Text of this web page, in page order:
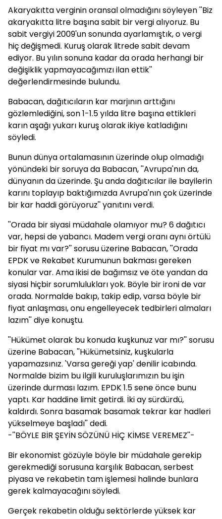
Akaryakıtta verginin oransal olmadığını söyleyen ''Biz
akaryakıtta litre başına sabit bir vergi alıyoruz. Bu
sabit vergiyi 2009'un sonunda ayarlamıştık, o vergi
hiç değişmedi. Kuruş olarak litrede sabit devam
ediyor. Bu yılın sonuna kadar da orada herhangi bir
değişiklik yapmayacağımızı ilan ettik''
değerlendirmesinde bulundu.
Babacan, dağıtıcıların kar marjının arttığını
gözlemlediğini, son 1-1.5 yılda litre başına ettikleri
karın aşağı yukarı kuruş olarak ikiye katladığını
söyledi.
Bunun dünya ortalamasının üzerinde olup olmadığı
yönündeki bir soruya da Babacan, ''Avrupa'nın da,
dünyanın da üzerinde. Şu anda dağıtıcılar ile bayilerin
karını toplayıp baktığımızda Avrupa'nın çok üzerinde
bir kar haddi görüyoruz'' yanıtını verdi.
''Orada bir siyasi müdahale olamıyor mu? 6 dağıtıcı
var, hepsi de yabancı. Madem vergi oranı aynı örtülü
bir fiyat mı var?'' sorusu üzerine Babacan, ''Orada
EPDK ve Rekabet Kurumunun bakması gereken
konular var. Ama ikisi de bağımsız ve öte yandan da
siyasi hiçbir sorumlulukları yok. Böyle bir ironi de var
orada. Normalde bakıp, takip edip, varsa böyle bir
fiyat anlaşması, onu engelleyecek tedbirleri almaları
lazım'' diye konuştu.
''Hükümet olarak bu konuda kuşkunuz var mı?'' sorusu
üzerine Babacan, ''Hükümetsiniz, kuşkularla
yapamazsınız. 'Varsa gereği yap' denilir icabında.
Normalde bizim bu ilgili kuruluşlarımızın bu işin
üzerinde durması lazım. EPDK 1.5 sene önce bunu
yaptı. Kar haddine limit getirdi. İki ay sürdürdü,
kaldırdı. Sonra basamak basamak tekrar kar hadleri
yükselmeye başladı'' dedi.
-''BÖYLE BİR ŞEYİN SÖZÜNÜ HİÇ KİMSE VEREMEZ''-
Bir ekonomist gözüyle böyle bir müdahale gerekip
gerekmediği sorusuna karşılık Babacan, serbest
piyasa ve rekabetin tam işlemesi halinde bunlara
gerek kalmayacağını söyledi.
Gerçek rekabetin olduğu sektörlerde yüksek kar